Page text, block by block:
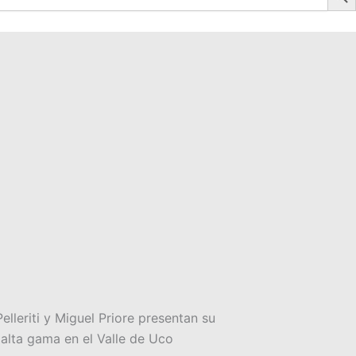
y Miguel Priore presentan su
gama en el Valle de Uco